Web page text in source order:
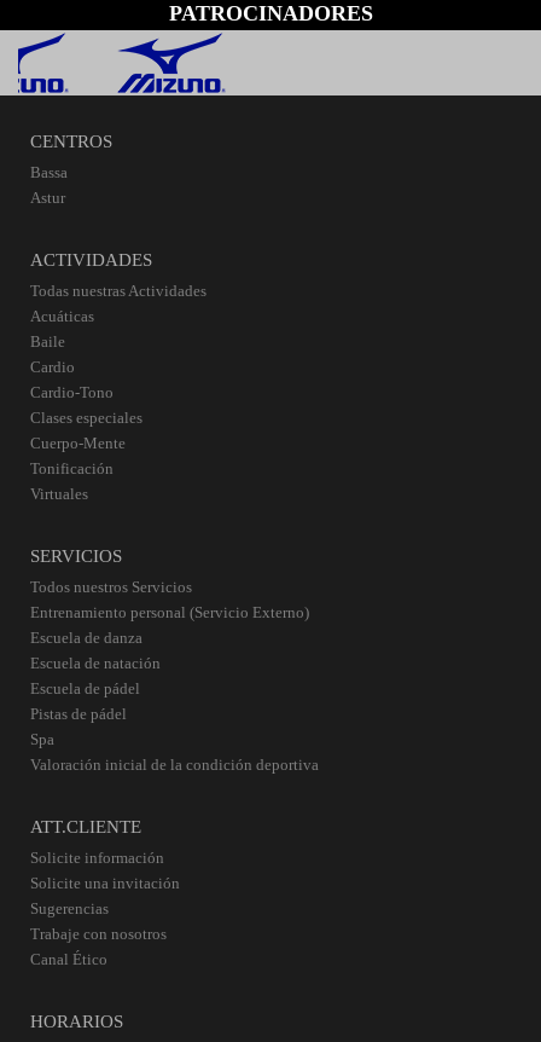
PATROCINADORES
CENTROS
Bassa
Astur
ACTIVIDADES
Todas nuestras Actividades
Acuáticas
Baile
Cardio
Cardio-Tono
Clases especiales
Cuerpo-Mente
Tonificación
Virtuales
SERVICIOS
Todos nuestros Servicios
Entrenamiento personal (Servicio Externo)
Escuela de danza
Escuela de natación
Escuela de pádel
Pistas de pádel
Spa
Valoración inicial de la condición deportiva
ATT.CLIENTE
Solicite información
Solicite una invitación
Sugerencias
Trabaje con nosotros
Canal Ético
HORARIOS